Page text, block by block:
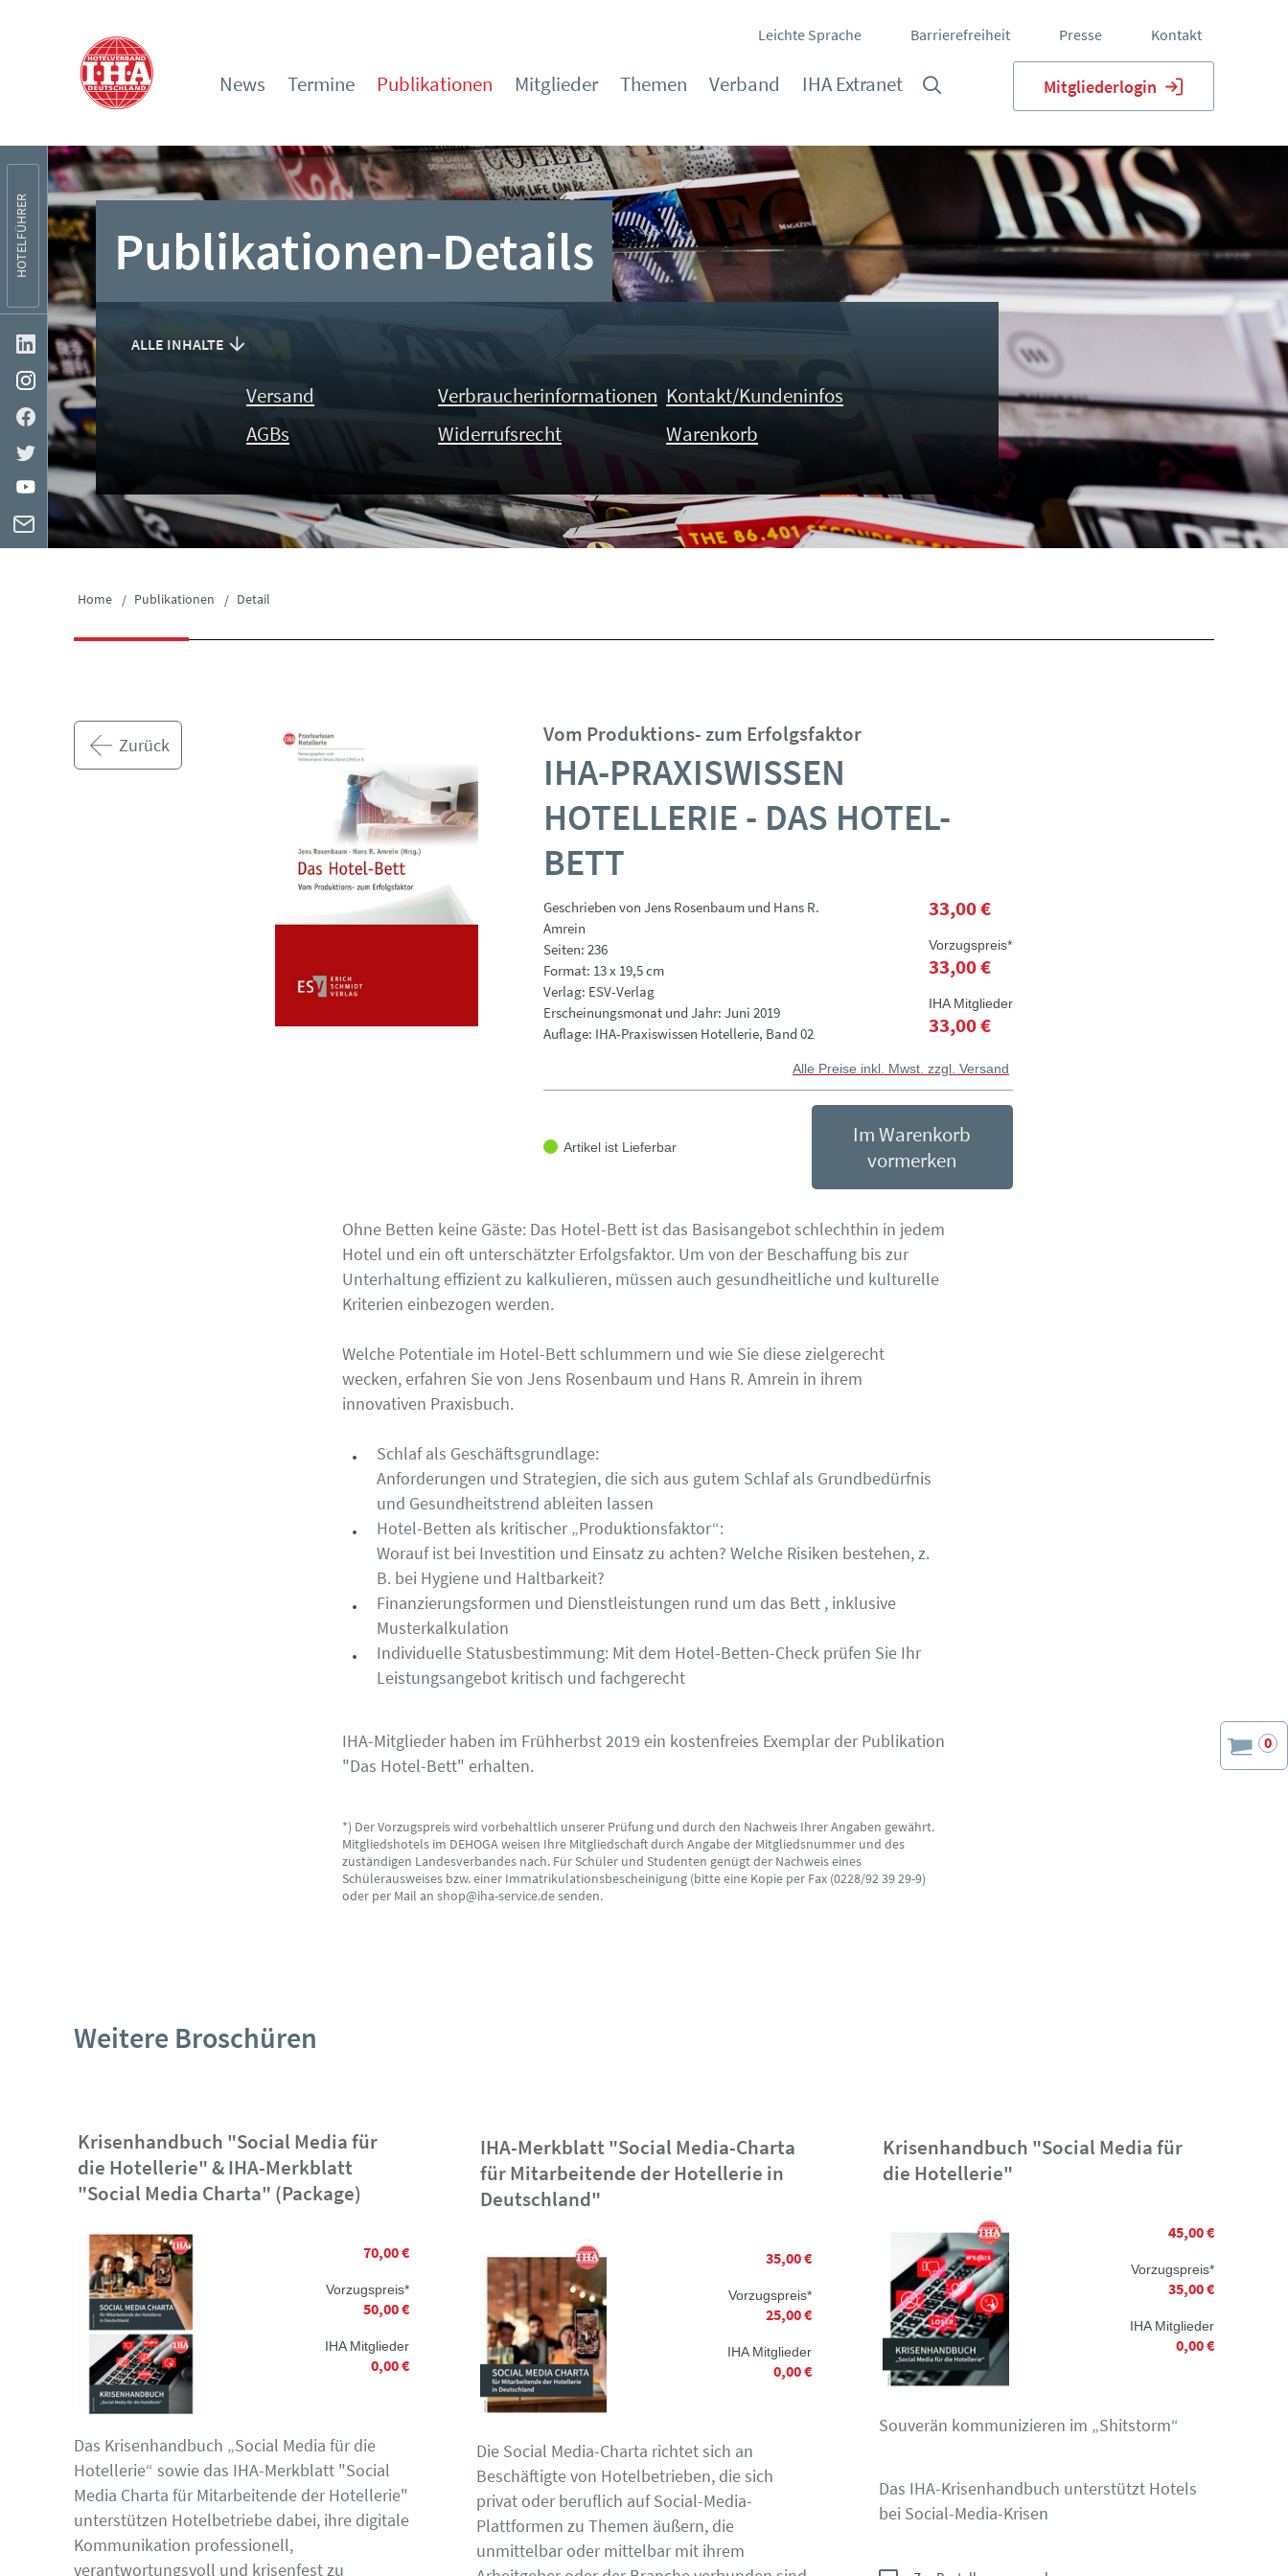
Leichte Sprache Barrierefreiheit Presse Kontakt
News Termine Publikationen Mitglieder Themen Verband IHA Extranet Mitgliederlogin
HOTELFÜHRER Publikationen-Details
ALLE INHALTE
Versand
AGBs
Verbraucherinformationen
Widerrufsrecht
Kontakt/Kundeninfos
Warenkorb
Home Publikationen Detail
Zurück Vom Produktions- zum Erfolgsfaktor
IHA-PRAXISWISSEN
HOTELLERIE - DAS HOTEL-
BETT
Geschrieben von Jens Rosenbaum und Hans R.
Amrein
Seiten: 236
Format: 13 x 19,5 cm
Verlag: ESV-Verlag
Erscheinungsmonat und Jahr: Juni 2019
Auflage: IHA-Praxiswissen Hotellerie, Band 02
33,00 €
Vorzugspreis*
33,00 €
IHA Mitglieder
33,00 €
Alle Preise inkl. Mwst. zzgl. Versand
Artikel ist Lieferbar
Im Warenkorb
vormerken
0
Ohne Betten keine Gäste: Das Hotel-Bett ist das Basisangebot schlechthin in jedem
Hotel und ein oft unterschätzter Erfolgsfaktor. Um von der Beschaffung bis zur
Unterhaltung effizient zu kalkulieren, müssen auch gesundheitliche und kulturelle
Kriterien einbezogen werden.
Welche Potentiale im Hotel-Bett schlummern und wie Sie diese zielgerecht
wecken, erfahren Sie von Jens Rosenbaum und Hans R. Amrein in ihrem
innovativen Praxisbuch.
Schlaf als Geschäftsgrundlage:
Anforderungen und Strategien, die sich aus gutem Schlaf als Grundbedürfnis
und Gesundheitstrend ableiten lassen
Hotel-Betten als kritischer „Produktionsfaktor“:
Worauf ist bei Investition und Einsatz zu achten? Welche Risiken bestehen, z.
B. bei Hygiene und Haltbarkeit?
Finanzierungsformen und Dienstleistungen rund um das Bett , inklusive
Musterkalkulation
Individuelle Statusbestimmung: Mit dem Hotel-Betten-Check prüfen Sie Ihr
Leistungsangebot kritisch und fachgerecht
IHA-Mitglieder haben im Frühherbst 2019 ein kostenfreies Exemplar der Publikation
"Das Hotel-Bett" erhalten.
*) Der Vorzugspreis wird vorbehaltlich unserer Prüfung und durch den Nachweis Ihrer Angaben gewährt.
Mitgliedshotels im DEHOGA weisen Ihre Mitgliedschaft durch Angabe der Mitgliedsnummer und des
zuständigen Landesverbandes nach. Für Schüler und Studenten genügt der Nachweis eines
Schülerausweises bzw. einer Immatrikulationsbescheinigung (bitte eine Kopie per Fax (0228/92 39 29-9)
oder per Mail an shop@iha-service.de senden.
Weitere Broschüren
Krisenhandbuch "Social Media für
die Hotellerie" & IHA-Merkblatt
"Social Media Charta" (Package)
70,00 €
Vorzugspreis*
50,00 €
IHA Mitglieder
0,00 €
Das Krisenhandbuch „Social Media für die
Hotellerie“ sowie das IHA-Merkblatt "Social
Media Charta für Mitarbeitende der Hotellerie"
unterstützen Hotelbetriebe dabei, ihre digitale
Kommunikation professionell,
verantwortungsvoll und krisenfest zu
IHA-Merkblatt "Social Media-Charta
für Mitarbeitende der Hotellerie in
Deutschland"
35,00 €
Vorzugspreis*
25,00 €
IHA Mitglieder
0,00 €
Die Social Media-Charta richtet sich an
Beschäftigte von Hotelbetrieben, die sich
privat oder beruflich auf Social-Media-
Plattformen zu Themen äußern, die
unmittelbar oder mittelbar mit ihrem
Krisenhandbuch "Social Media für
die Hotellerie"
45,00 €
Vorzugspreis*
35,00 €
IHA Mitglieder
0,00 €
Souverän kommunizieren im „Shitstorm“
Das IHA-Krisenhandbuch unterstützt Hotels
bei Social-Media-Krisen